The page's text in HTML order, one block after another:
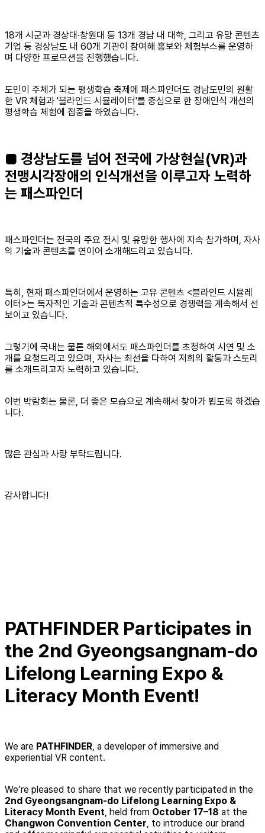
18개 시군과 경상대·창원대 등 13개 경남 내 대학, 그리고 유망 콘텐츠
기업 등 경상남도 내 60개 기관이 참여해 홍보와 체험부스를 운영하
며 다양한 프로모션을 진행했습니다.
도민이 주체가 되는 평생학습 축제에 패스파인더도 경남도민의 원활
한 VR 체험과 '블라인드 시뮬레이터'를 중심으로 한 장애인식 개선의
평생학습 체험에 집중을 하였습니다.
■ 경상남도를 넘어 전국에 가상현실(VR)과
전맹시각장애의 인식개선을 이루고자 노력하
는 패스파인더
패스파인더는 전국의 주요 전시 및 유망한 행사에 지속 참가하며, 자사
의 기술과 콘텐츠를 연이어 소개해드리고 있습니다.
특히, 현재 패스파인더에서 운영하는 고유 콘텐츠 <블라인드 시뮬레
이터>는 독자적인 기술과 콘텐츠적 특수성으로 경쟁력을 계속해서 선
보이고 있습니다.
그렇기에 국내는 물론 해외에서도 패스파인더를 초청하여 시연 및 소
개를 요청드리고 있으며, 자사는 최선을 다하여 저희의 활동과 스토리
를 소개드리고자 노력하고 있습니다.
이번 박람회는 물론, 더 좋은 모습으로 계속해서 찾아가 뵙도록 하겠습
니다.
많은 관심과 사랑 부탁드립니다.
감사합니다!
PATHFINDER Participates in
the 2nd Gyeongsangnam-do
Lifelong Learning Expo &
Literacy Month Event!
We are PATHFINDER , a developer of immersive and
experiential VR content.
We’re pleased to share that we recently participated in the
2nd Gyeongsangnam-do Lifelong Learning Expo &
Literacy Month Event , held from October 17–18 at the
Changwon Convention Center , to introduce our brand